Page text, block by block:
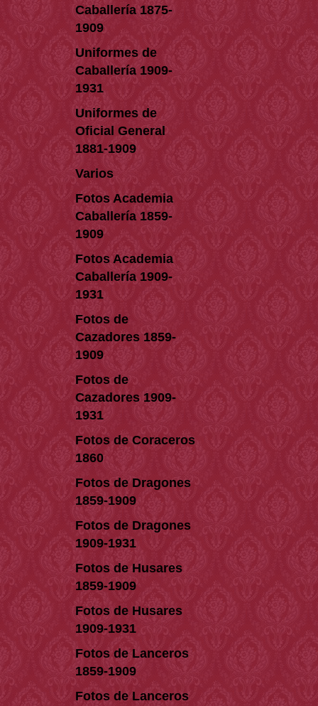
Caballería 1875-
1909
Uniformes de
Caballería 1909-
1931
Uniformes de
Oficial General
1881-1909
Varios
Fotos Academia
Caballería 1859-
1909
Fotos Academia
Caballería 1909-
1931
Fotos de
Cazadores 1859-
1909
Fotos de
Cazadores 1909-
1931
Fotos de Coraceros
1860
Fotos de Dragones
1859-1909
Fotos de Dragones
1909-1931
Fotos de Husares
1859-1909
Fotos de Husares
1909-1931
Fotos de Lanceros
1859-1909
Fotos de Lanceros